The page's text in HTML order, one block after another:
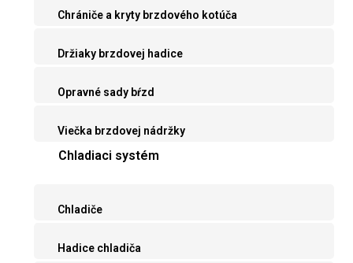
Chrániče a kryty brzdového kotúča
Držiaky brzdovej hadice
Opravné sady bŕzd
Viečka brzdovej nádržky
Chladiaci systém
Chladiče
Hadice chladiča